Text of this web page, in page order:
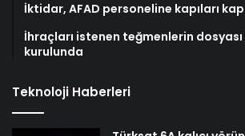
İktidar, AFAD personeline kapıları
İhraçları istenen teğmenlerin
kurulunda
Teknoloji Haberleri